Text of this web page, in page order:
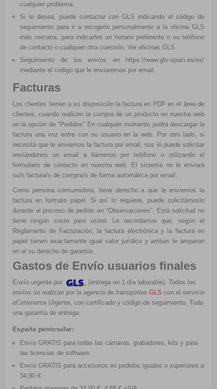
cualquier problema.
Si lo desea, puede contactar conGLS indicando el código de
seguimiento para ir a recogerlo personalmente a la oficina GLS
más cercana, para indicarles un horario preferente o su teléfono
de contacto o cualquier otra cuestión. Ver oficinas GLS
Seguimiento de los envíos en
https://www.gls-spain.es/es/
mediante el código que le enviaremos por email.
Facturas
Los clientes tienen a su disposición la factura en PDF en el área de
clientes, cuando realicen la compra de un producto en nuestra web
en la opción de "Pedidos" En cualquier momento podrá descargar la
factura una vez entre con su usuario en la web. Por otro lado, si
necesita que le enviemos la factura por email, nos lo puede solicitar
enviándonos un email a llámenos por teléfono o utilizando el
formulario de contacto en nuestra web. El sistema no le enviará
su/s factura/s de compra/s de forma automática por email.
Como persona consumidora, tiene derecho a que le enviemos la
factura en formato papel. Si así lo requiere, puede solicitárnoslo
durante el proceso de pedido en "Observaciones". Esta solicitud no
tiene ningún coste para usted. Le recordamos que, según el
Reglamento de Facturación, la factura electrónica y la factura en
papel tienen exactamente igual valor jurídico y ambas le amparan
en el su derecho de garantía.
Gastos de Envío usuarios finales
Envío urgente por
(entrega en 1 día laborable). Todos los
envíos se realizan por la agencia de transportes GLS con el servicio
eCommerce Urgente, con certificado y código de seguimiento. Toda
una garantía de entrega.
España peninsular:
Envío GRATIS para todas las cámaras, grabadores, kits y para
las licencias de software.
Envío GRATIS para accesorios en pedidos iguales o superiores a
34,90 €